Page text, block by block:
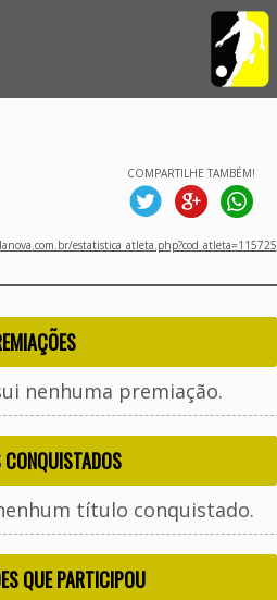
COMPARTILHE TAMBÉM!
estatistica_atleta.php?cod_atleta=115725
nenhuma premiação.
título conquistado.
QUE PARTICIPOU